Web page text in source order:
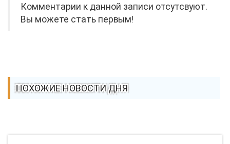
Комментарии к данной записи отсутсвуют.
Вы можете стать первым!
ПОХОЖИЕ НОВОСТИ ДНЯ